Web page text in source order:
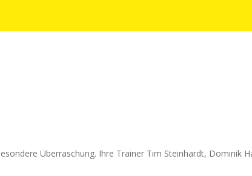
Überraschung. Ihre Trainer Tim Steinhardt, Dominik